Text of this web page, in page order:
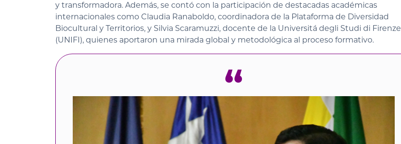
y transformadora. Además, se contó con la participación de destacadas académicas
internacionales como Claudia Ranaboldo, coordinadora de la Plataforma de Diversidad
Biocultural y Territorios, y Silvia Scaramuzzi, docente de la Universitá degli Studi di Firenze
(UNIFI), quienes aportaron una mirada global y metodológica al proceso formativo.